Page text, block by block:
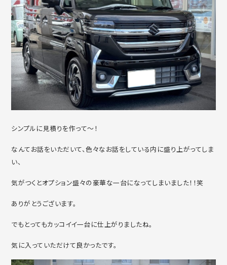
シンプルに見積りを作って～！
なんてお話をいただいて、色々なお話をしている内に盛り上がってしま
い、
気がつくとオプション盛々の豪華な一台になってしまいました！！笑
ありがとうございます。
でもとってもカッコイイ一台に仕上がりましたね。
気に入っていただけて良かったです。